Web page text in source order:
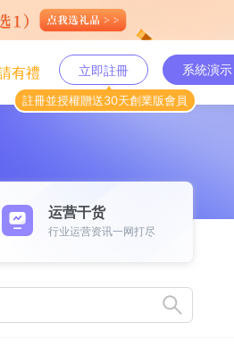
有禮 立即註冊 系統演示
运营干货
行业运营资讯一网打尽
註冊並授權贈送30天創業版會員